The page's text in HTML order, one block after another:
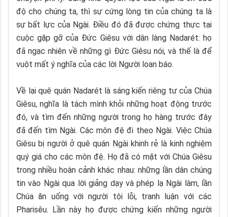
độ cho chúng ta, thì sự cứng lòng tin của chúng ta là
sự bất lực của Ngài. Điều đó đã được chứng thực tại
cuộc gặp gỡ của Đức Giêsu với dân làng Nadarét: họ
đã ngạc nhiên về những gì Đức Giêsu nói, và thế là để
vuột mất ý nghĩa của các lời Người loan báo.
Về lại quê quán Nadarét là sáng kiến riêng tư của Chúa
Giêsu, nghĩa là tách mình khỏi những hoạt động trước
đó, và tìm đến những người trong họ hàng trước đây
đã đến tìm Ngài. Các môn đệ đi theo Ngài. Việc Chúa
Giêsu bị người ở quê quán Ngài khinh rẻ là kinh nghiệm
quý giá cho các môn đệ. Họ đã có mặt với Chúa Giêsu
trong nhiều hoàn cảnh khác nhau: những lần dân chúng
tin vào Ngài qua lời giảng dạy và phép lạ Ngài làm, lần
Chúa ăn uống với người tội lỗi, tranh luận với các
Pharisêu. Lần này họ được chứng kiến những người